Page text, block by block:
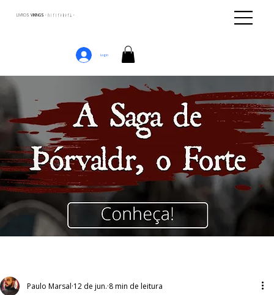
LIVROS VIKINGS · ᚢᛁᚴᛁᚴᛅᛒᛅᚴᛦ ·
Login
Paulo Marsal 12 de jun. 8 min de leitura